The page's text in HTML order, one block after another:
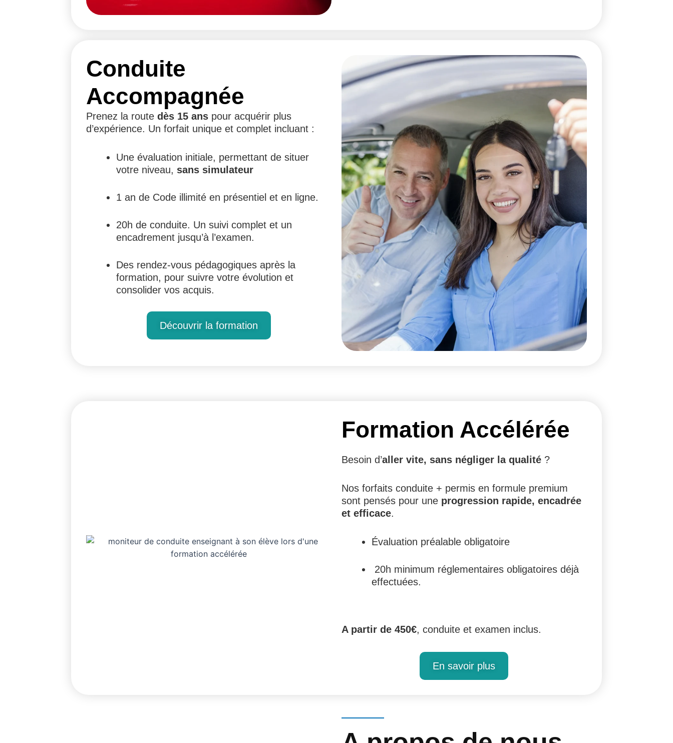
Conduite
Accompagnée
Prenez la routedès 15 ans pour acquérir plus
d’expérience. Un forfait unique et complet incluant :
Une évaluation initiale, permettant de situer
votre niveau, sans simulateur
1 an de Code illimité en présentiel et en ligne.
20h de conduite. Un suivi complet et un
encadrement jusqu’à l’examen.
Des rendez-vous pédagogiques après la
formation, pour suivre votre évolution et
consolider vos acquis.
Découvrir la formation
Formation Accélérée
Besoin d’aller vite, sans négliger la qualité?
Nos forfaits conduite + permis en formule premium
sont pensés pour une progression rapide, encadrée
et efficace.
Évaluation préalable obligatoire
20h minimum réglementaires obligatoires déjà
effectuées.
A partir de 450€, conduite et examen inclus.
En savoir plus